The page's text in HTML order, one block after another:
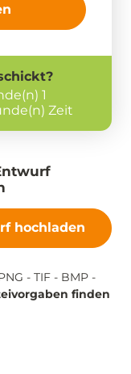
1
Zeit
hochladen
- TIF - BMP -
finden